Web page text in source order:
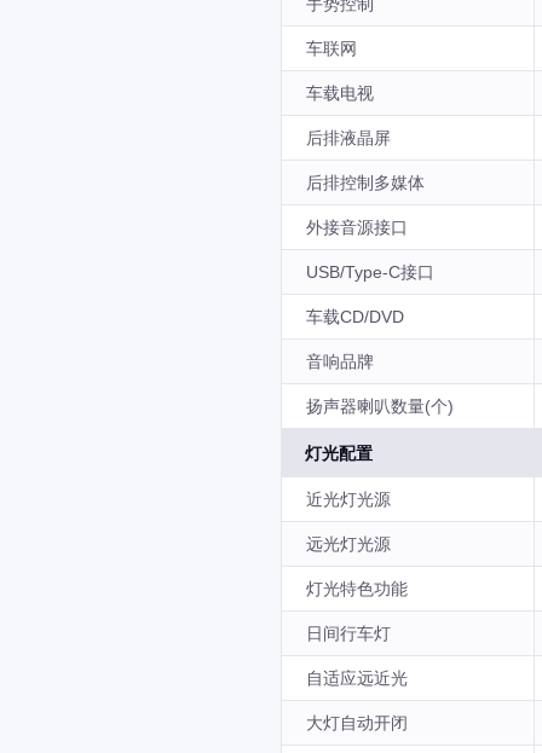
车联网
车载电视
后排液晶屏
后排控制多媒体
外接音源接口
USB/Type-C接口
车载CD/DVD
音响品牌
扬声器喇叭数量(个)
灯光配置
近光灯光源
远光灯光源
灯光特色功能
日间行车灯
自适应远近光
大灯自动开闭